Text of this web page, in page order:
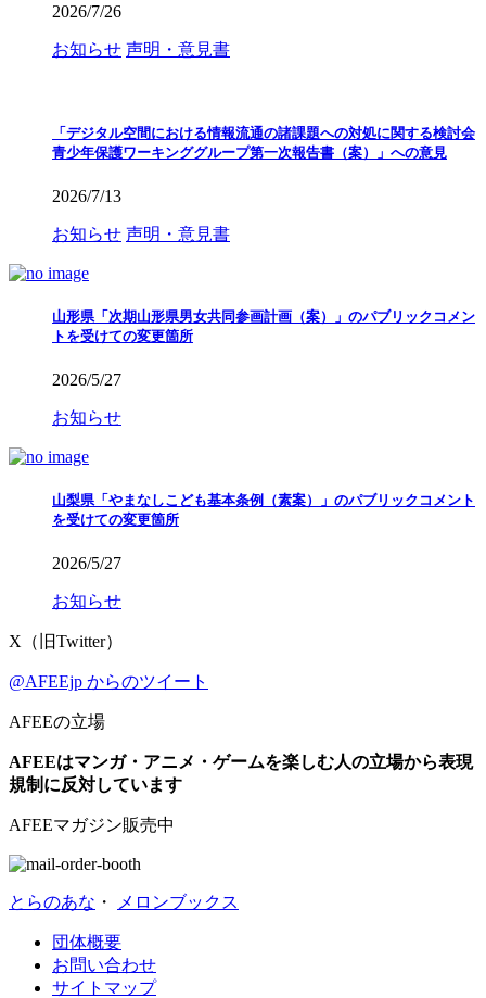
2026/7/26
お知らせ 声明・意見書
「デジタル空間における情報流通の諸課題への対処に関する検討会
青少年保護ワーキンググループ第一次報告書（案）」への意見
2026/7/13
お知らせ 声明・意見書
山形県「次期山形県男女共同参画計画（案）」のパブリックコメン
トを受けての変更箇所
2026/5/27
お知らせ
山梨県「やまなしこども基本条例（素案）」のパブリックコメント
を受けての変更箇所
2026/5/27
お知らせ
X（旧Twitter）
@AFEEjp からのツイート
AFEEの立場
AFEEはマンガ・アニメ・ゲームを楽しむ人の立場から表現
規制に反対しています
AFEEマガジン販売中
とらのあな ・ メロンブックス
団体概要
お問い合わせ
サイトマップ